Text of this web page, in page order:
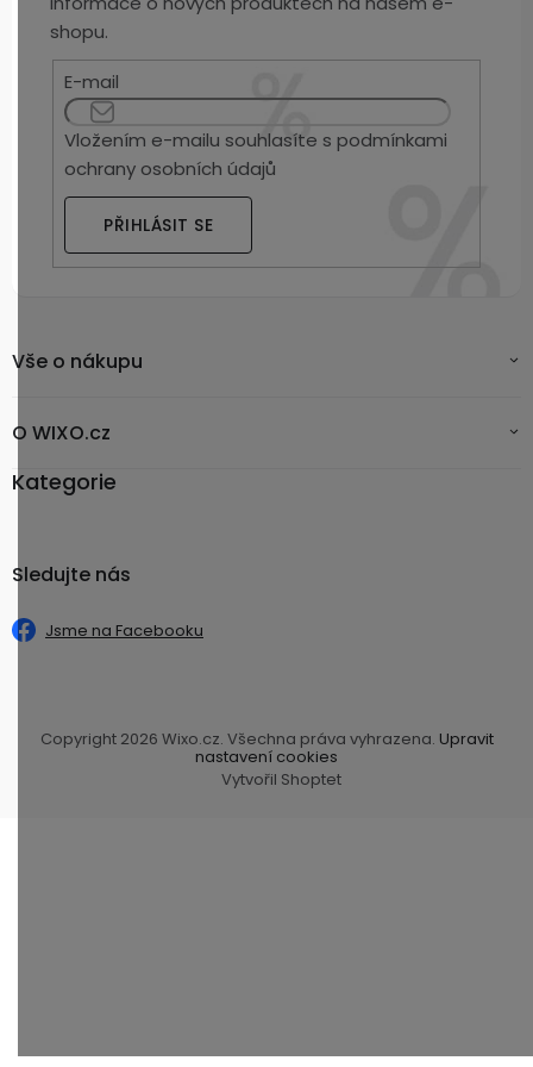
shopu.
E-mail
Vložením e-mailu souhlasíte spodmínkami
ochrany osobních údajů
PŘIHLÁSIT SE
Vše o nákupu
O WIXO.cz
Kategorie
Sledujte nás
Jsme na Facebooku
Vytvořil Shoptet
Copyright 2026 Wixo.cz. Všechna práva vyhrazena. Upravit
nastavení cookies